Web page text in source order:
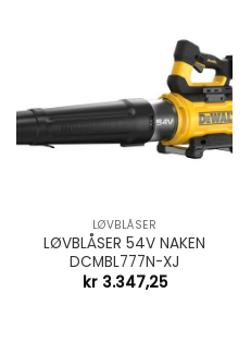
LØVBLÅSER
LØVBLÅSER 54V NAKEN
DCMBL777N-XJ
kr3.347,25